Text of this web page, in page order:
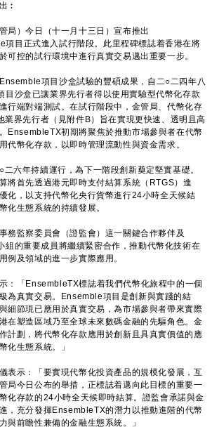
︰
）今日（十一月十三日）宣布推出
目正式進入試行階段。此里程碑標誌着香港在將
可控的試行環境中進行真實交易邁出重要一步。
項目沙盒試驗的豐碩成果，自二○二四年八
目沙盒已讓業界先行者得以使用實驗型代幣化存款
行端對端測試。在試行階段中，金管局、代幣化存
業界先行者（見附件B）旨在實現更快速、透明且高
EnsembleTX初期將聚焦於推動市場參與者在代幣
代幣化存款，以即時管理流動性與資金需求。
年持續運行，為下一階段創新奠定堅實基礎。
將首先透過港元即時支付結算系統（RTGS）進
化，以支持代幣化央行貨幣進行24小時全天候結
化生態系統的持續發展。
監察委員會（證監會）這一關鍵合作夥伴及
組的重要成員將繼續緊密合作，推動代幣化技術在
例及領域的進一步實際應用。
「EnsembleTX標誌着我們代幣化旅程中的一個
為真實交易。Ensemble項目是創新與實踐的結
細節現已應用於真實交易，為市場參與者帶來實際
在塑造區域乃至全球未來數碼金融的先驅角色。金
計劃，將代幣化存款應用於創新且具真實價值的應
化生態系統。」
示：「要實現代幣化投資產品的規模化發展，互
局今日公布的舉措，正標誌着邁向此目標的重要一
化存款的24小時全天候即時結算。證監會承諾與金
，充分發揮EnsembleTX的潛力以推動進階的代幣
與前瞻性兼備的金融生態系統。」